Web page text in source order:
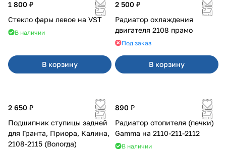
1 800 ₽
Стекло фары левое на VST
В наличии
В корзину
2 500 ₽
Радиатор охлаждения
двигателя 2108 прамо
Под заказ
В корзину
2 650 ₽
Подшипник ступицы задней
для Гранта, Приора, Калина,
2108-2115 (Вологда)
890 ₽
Радиатор отопителя (печки)
Gamma на 2110-211-2112
В наличии